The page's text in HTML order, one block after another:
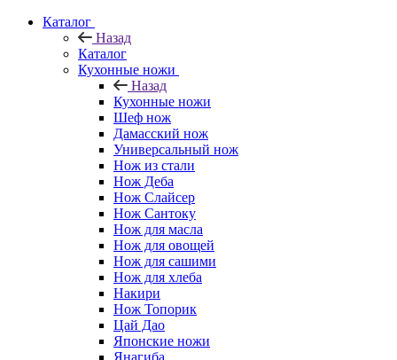
Каталог
Назад
Каталог
Кухонные ножи
Назад
Кухонные ножи
Шеф нож
Дамасский нож
Универсальный нож
Нож из стали
Нож Деба
Нож Слайсер
Нож Сантоку
Нож для масла
Нож для овощей
Нож для сашими
Нож для хлеба
Накири
Нож Топорик
Цай Дао
Японские ножи
Янагиба